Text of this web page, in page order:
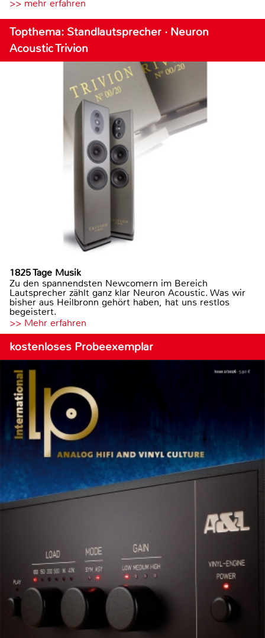
>> mehr erfahren
Topthema: Standlautsprecher · Neuron
Acoustic Trivion
1825 Tage Musik
Zu den spannendsten Newcomern im Bereich
Lautsprecher zählt ganz klar Neuron Acoustic. Was wir
bisher aus Heilbronn gehört haben, hat uns restlos
begeistert.
>> Mehr erfahren
kostenloses Probeexemplar